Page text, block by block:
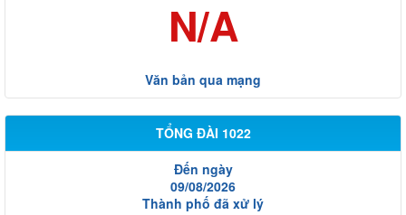
N/A
Văn bản qua mạng
TỔNG ĐÀI 1022
Đến ngày
09/08/2026
Thành phố đã xử lý